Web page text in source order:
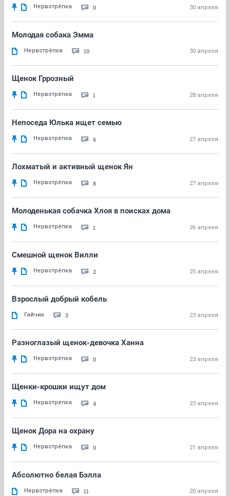
Нервотрёпка 0 30 апреля
Молодая собака Эмма
Нервотрёпка 10 30 апреля
Щенок Гррозный
Нервотрёпка 1 28 апреля
Непоседа Юлька ищет семью
Нервотрёпка 6 27 апреля
Лохматый и активный щенок Ян
Нервотрёпка 8 27 апреля
Молоденькая собачка Хлоя в поисках дома
Нервотрёпка 1 26 апреля
Смешной щенок Вилли
Нервотрёпка 2 25 апреля
Взрослый добрый кобель
Гайчик 3 23 апреля
Разноглазый щенок-девочка Ханна
Нервотрёпка 0 23 апреля
Щенки-крошки ищут дом
Нервотрёпка 4 23 апреля
Щенок Дора на охрану
Нервотрёпка 0 21 апреля
Абсолютно белая Бэлла
Нервотрёпка 11 20 апреля